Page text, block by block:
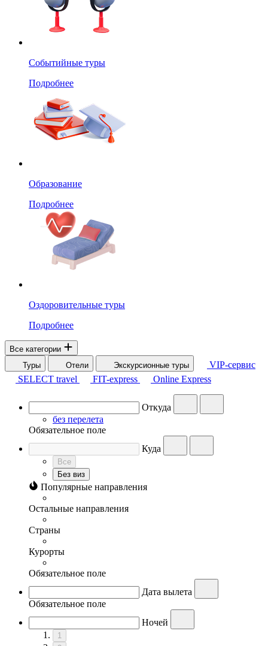
Событийные туры
Подробнее
Образование
Подробнее
Оздоровительные туры
Подробнее
Все категории
Туры
Отели Экскурсионные туры
VIP-сервис
SELECT travel
FIT-express Online Express
Откуда
без перелета
Обязательное поле
Куда
Все
Без виз
Популярные направления
Остальные направления
Страны
Курорты
Обязательное поле
Дата вылета
Обязательное поле
Ночей
1